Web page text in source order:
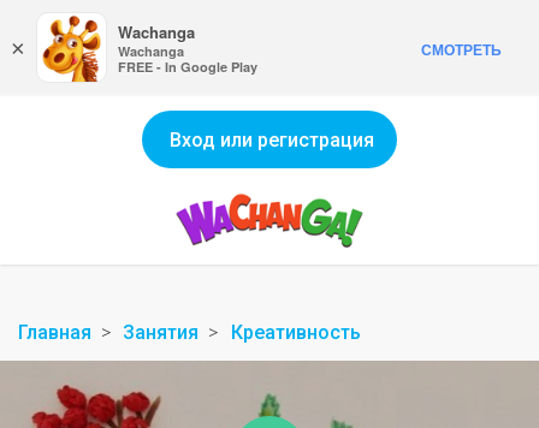
Вход или регистрация
Главная Занятия Креативность
×
Wachanga
Wachanga
FREE - In Google Play
СМОТРЕТЬ